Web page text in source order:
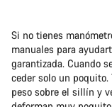
Si no tienes
manuales para
garantizada. Cuando
ceder solo un
peso sobre el sillín y